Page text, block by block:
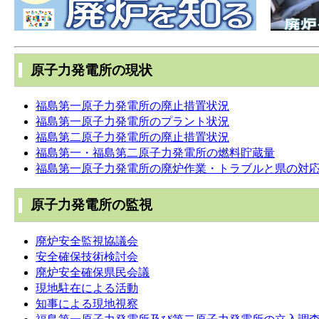
原子力発電所の現状
福島第一原子力発電所の廃止措置状況
福島第一原子力発電所のプラント状況
福島第二原子力発電所の廃止措置状況
福島第一・福島第二原子力発電所の燃料貯蔵量
福島第一原子力発電所の廃炉作業・トラブルと県の対
原子力発電所の監視
廃炉安全監視協議会
安全確保技術検討会
廃炉安全確保県民会議
現地駐在による活動
知事による現地視察